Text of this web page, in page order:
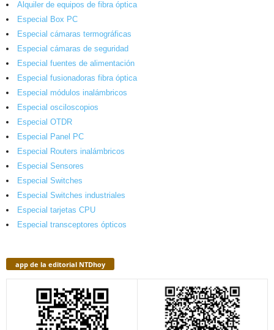
Alquiler de equipos de fibra óptica
Especial Box PC
Especial cámaras termográficas
Especial cámaras de seguridad
Especial fuentes de alimentación
Especial fusionadoras fibra óptica
Especial módulos inalámbricos
Especial osciloscopios
Especial OTDR
Especial Panel PC
Especial Routers inalámbricos
Especial Sensores
Especial Switches
Especial Switches industriales
Especial tarjetas CPU
Especial transceptores ópticos
app de la editorial NTDhoy